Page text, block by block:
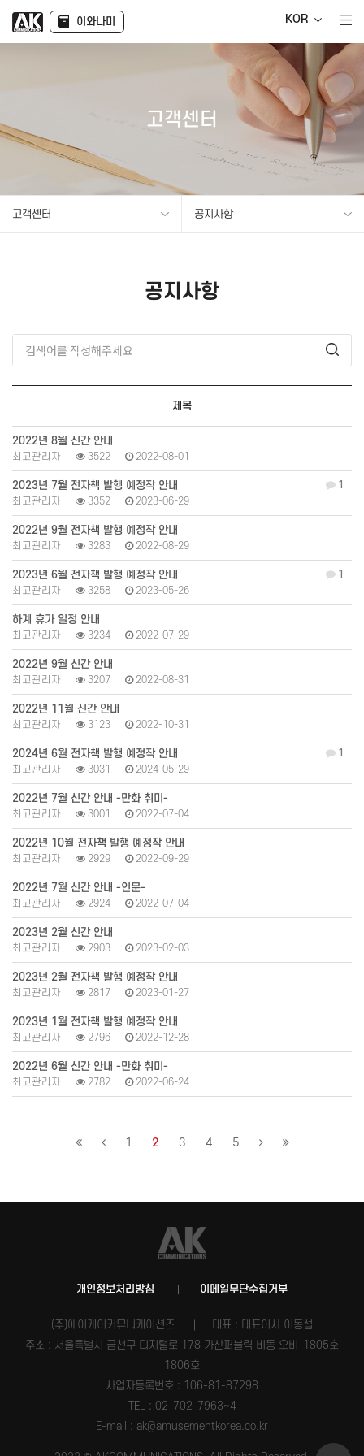
이와나미 KOR
고객센터
고객센터 공지사항
공지사항
제목
2022년 8월 신간 안내
최고관리자 3522 2022-08-01
1
2023년 7월 전자책 발행 예정작 안내
최고관리자 3352 2023-06-29
2022년 9월 전자책 발행 예정작 안내
최고관리자 3283 2022-08-29
1
2023년 6월 전자책 발행 예정작 안내
최고관리자 3258 2023-05-26
하계 휴가 일정 안내
최고관리자 3234 2022-07-29
2022년 9월 신간 안내
최고관리자 3207 2022-08-31
2022년 11월 신간 안내
최고관리자 3123 2022-10-31
1
2024년 6월 전자책 발행 예정작 안내
최고관리자 3031 2024-05-29
2022년 7월 신간 안내 -만화 취미-
최고관리자 3001 2022-07-04
2022년 10월 전자책 발행 예정작 안내
최고관리자 2929 2022-09-29
2022년 7월 신간 안내 -인문-
최고관리자 2924 2022-07-04
2023년 2월 신간 안내
최고관리자 2903 2023-02-03
2023년 2월 전자책 발행 예정작 안내
최고관리자 2817 2023-01-27
2023년 1월 전자책 발행 예정작 안내
최고관리자 2796 2022-12-28
2022년 6월 신간 안내 -만화 취미-
최고관리자 2782 2022-06-24
1 2 3 4 5
개인정보처리방침 이메일무단수집거부
(주)에이케이커뮤니케이션즈
대표 : 대표이사 이동섭
주소 : 서울특별시 금천구 디지털로 178 가산퍼블릭 비동 오비-1805호
1806호
사업자등록번호 : 106-81-87298
TEL : 02-702-7963~4
E-mail : ak@amusementkorea.co.kr